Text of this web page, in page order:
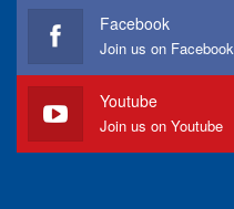
Facebook
Join us on Facebook
Youtube
Join us on Youtube